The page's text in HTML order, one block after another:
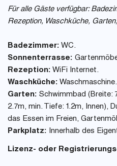
Für alle Gäste verfügbar:
Rezeption, Waschküche,
Badezimmer: WC.
Sonnenterrasse:
Rezeption: WiFi Internet.
Waschküche: Waschmaschine.
Garten: Schwimmbad (Breite:
2.7m, min. Tiefe: 1.2m, Innen),
das Essen im Freien,
Parkplatz: Innerhalb des
Lizenz- oder